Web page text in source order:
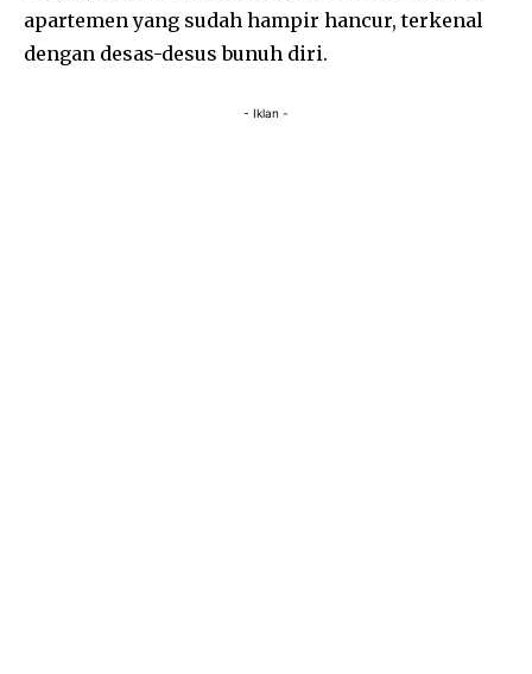
apartemen yang sudah hampir hancur, terkenal
dengan desas-desus bunuh diri.
- Iklan -